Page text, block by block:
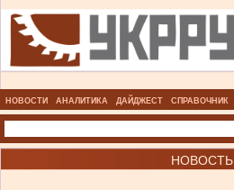
НОВОСТИ АНАЛИТИКА ДАЙДЖЕСТ СПРАВОЧНИК
НОВОСТЬ